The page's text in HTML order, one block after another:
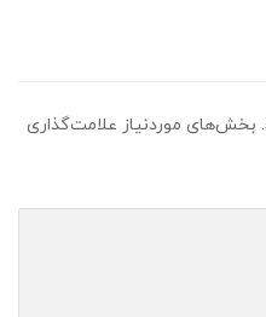
بخش‌های موردنیاز علامت‌گذاری